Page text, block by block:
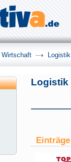
Logistik
Einträge
Wirtschaft Logistik